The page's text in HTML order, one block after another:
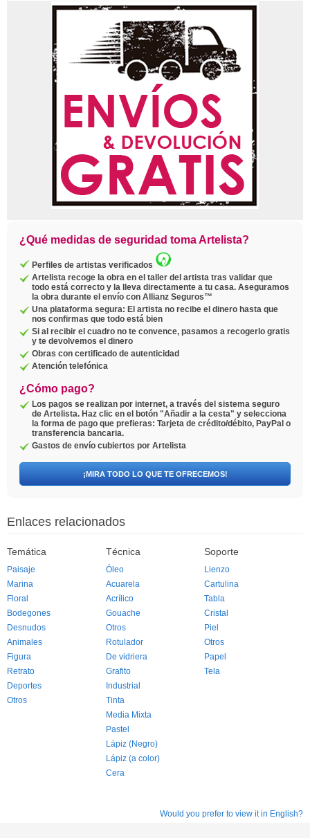
¿Qué medidas de seguridad toma Artelista?
Perfiles de artistas verificados
Artelista recoge la obra en el taller del artista tras validar que
todo está correcto y la lleva directamente a tu casa. Aseguramos
la obra durante el envío con Allianz Seguros™
Una plataforma segura: El artista no recibe el dinero hasta que
nos confirmas que todo está bien
Si al recibir el cuadro no te convence, pasamos a recogerlo gratis
y te devolvemos el dinero
Obras con certificado de autenticidad
Atención telefónica
¿Cómo pago?
Los pagos se realizan por internet, a través del sistema seguro
de Artelista. Haz clic en el botón "Añadir a la cesta" y selecciona
la forma de pago que prefieras: Tarjeta de crédito/débito, PayPal o
transferencia bancaria.
Gastos de envío cubiertos por Artelista
¡MIRA TODO LO QUE TE OFRECEMOS!
Enlaces relacionados
Temática
Paisaje
Marina
Floral
Bodegones
Desnudos
Animales
Figura
Retrato
Deportes
Otros
Técnica
Óleo
Acuarela
Acrílico
Gouache
Otros
Rotulador
De vidriera
Grafito
Industrial
Tinta
Media Mixta
Pastel
Lápiz (Negro)
Lápiz (a color)
Cera
Soporte
Lienzo
Cartulina
Tabla
Cristal
Piel
Otros
Papel
Tela
Would you prefer to view it in English?